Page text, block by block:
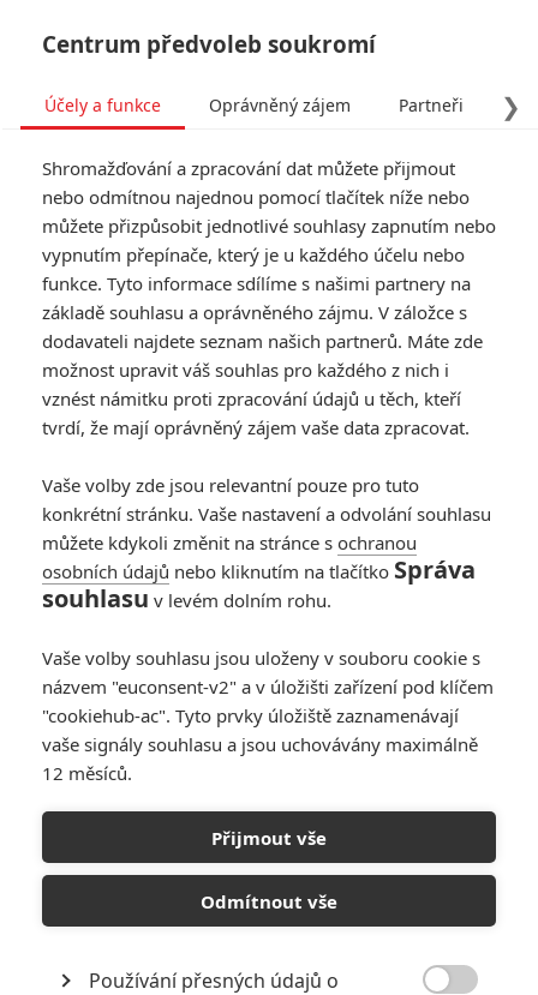
3 Ninjas Kick Back
Originální název:
3 Ninjas Kick Back
Český název: 3 Ninjas Kick Back
Premiéra:06.05.1994
Žánr: Akční,Komedie
Země původu: USA,Japonsko
TAGY
Centrum předvoleb soukromí
❯
Účely a funkce Oprávněný zájem Partneři
Shromažďování a zpracování dat můžete přijmout
nebo odmítnou najednou pomocí tlačítek níže nebo
můžete přizpůsobit jednotlivé souhlasy zapnutím nebo
vypnutím přepínače, který je u každého účelu nebo
funkce. Tyto informace sdílíme s našimi partnery na
základě souhlasu a oprávněného zájmu. V záložce s
dodavateli najdete seznam našich partnerů. Máte zde
možnost upravit váš souhlas pro každého z nich i
vznést námitku proti zpracování údajů u těch, kteří
tvrdí, že mají oprávněný zájem vaše data zpracovat.
Vaše volby zde jsou relevantní pouze pro tuto
konkrétní stránku. Vaše nastavení a odvolání souhlasu
můžete kdykoli změnit na stránce s ochranou
osobních údajů nebo kliknutím na tlačítko Správa
souhlasu v levém dolním rohu.
Vaše volby souhlasu jsou uloženy v souboru cookie s
názvem "euconsent-v2" a v úložišti zařízení pod klíčem
"cookiehub-ac". Tyto prvky úložiště zaznamenávají
vaše signály souhlasu a jsou uchovávány maximálně
12 měsíců.
Přijmout vše
Odmítnout vše
Používání přesných údajů o